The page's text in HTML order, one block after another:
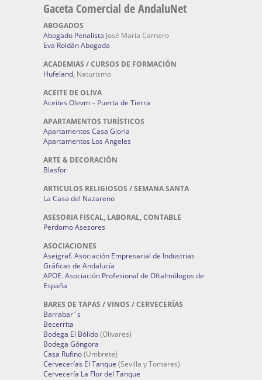
Gaceta Comercial de AndaluNet
ABOGADOS
Abogado Penalista José María Carnero
Eva Roldán Abogada
ACADEMIAS / CURSOS DE FORMACIÓN
Hufeland, Naturismo
ACEITE DE OLIVA
Aceites Olevm – Puerta de Tierra
APARTAMENTOS TURÍSTICOS
Apartamentos Casa Gloria
Apartamentos Los Angeles
ARTE & DECORACIÓN
Blasfor
ARTICULOS RELIGIOSOS / SEMANA SANTA
La Casa del Nazareno
ASESORIA FISCAL, LABORAL, CONTABLE
Perdomo Asesores
ASOCIACIONES
Aseigraf. Asociación Empresarial de Industrias
Gráficas de Andalucía
APOE. Asociación Profesional de Oftalmólogos de
España
BARES DE TAPAS / VINOS / CERVECERÍAS
Barrabar´s
Becerrita
Bodega El Bólido(Olivares)
Bodega Góngora
Casa Rufino(Umbrete)
Cervecerías El Tanque (Sevilla y Tomares)
Cervecería La Flor del Tanque